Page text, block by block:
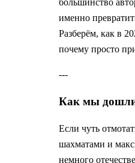
большинство
именно
Разберём, как в
почему просто
---
Как мы дошли
Если чуть
шахматами и
немного